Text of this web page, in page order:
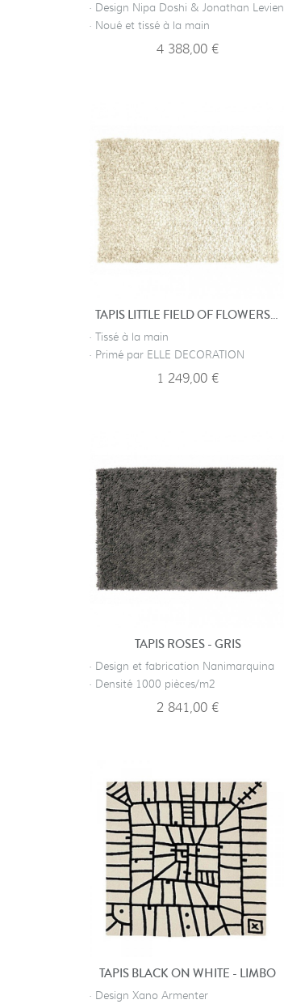
· Design Nipa Doshi & Jonathan Levien
· Noué et tissé à la main
4 388,00 €
TAPIS LITTLE FIELD OF FLOWERS - IVOIRE
· Tissé à la main
· Primé par ELLE DECORATION
1 249,00 €
TAPIS ROSES - GRIS
· Design et fabrication Nanimarquina
· Densité 1000 pièces/m2
2 841,00 €
TAPIS BLACK ON WHITE - LIMBO
· Design Xano Armenter